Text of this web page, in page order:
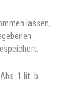
lassen,
1 lit. b